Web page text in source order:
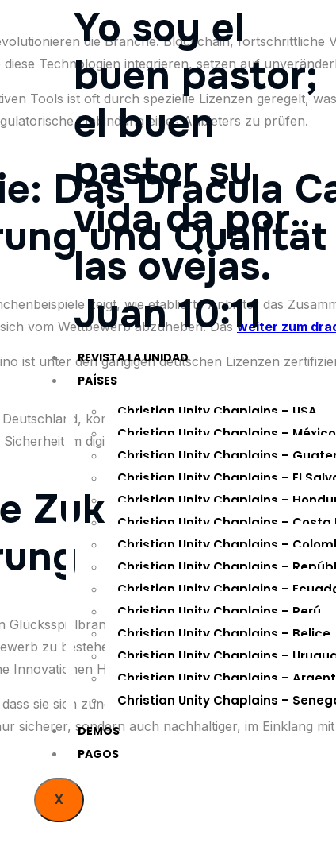
Yo soy el
buen pastor;
el buen
pastor su
vida da por
las ovejas.
Juan 10:11
REVISTA LA UNIDAD
PAÍSES
Christian Unity Chaplains – USA
Christian Unity Chaplains – México
Christian Unity Chaplains –
Christian Unity Chaplains – El
Christian Unity Chaplains –
Christian Unity Chaplains – Costa
Christian Unity Chaplains –
Christian Unity Chaplains –
Christian Unity Chaplains –
Christian Unity Chaplains – Perú
Christian Unity Chaplains – Belice
Christian Unity Chaplains –
Christian Unity Chaplains –
Christian Unity Chaplains –
DEMOS
PAGOS
X
die Branche. Blockchain,
diese Technologien integrieren, setzen auf
Tools ist oft durch spezielle Lizenzen geregelt,
Einbindung eines Anbieters zu prüfen.
Das Dracula
und Qualität
zeigt, wie etablierte Anbieter das
vom Wettbewerb abzuheben. Das weiter zum
ist unter den gängigen deutschen Lizenzen
kombiniert mit innovativen
im digitalen Glücksspiel erreicht werden kann.
Zukunft der
Glücksspielbranche ist unaufhaltsam.
zu bestehen und das Vertrauen der Spieler zu
Innovationen Hand in Hand gehen müssen.
sie sich zunehmend auf Plattformen verlassen
sicherer, sondern auch nachhaltiger, im Einklang